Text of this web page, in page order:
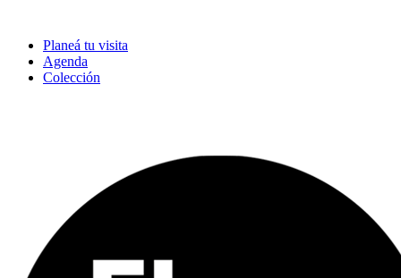
Planeá tu visita
Agenda
Colección